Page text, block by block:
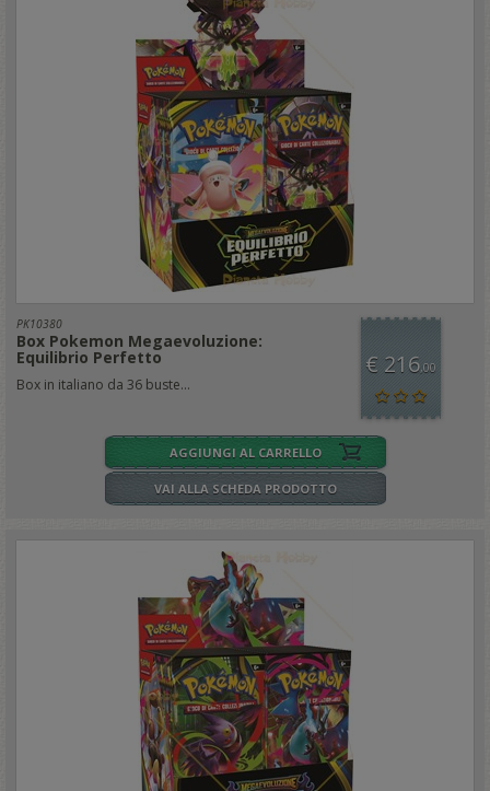
PK10380
Box Pokemon Megaevoluzione:
Equilibrio Perfetto
Box in italiano da 36 buste...
€ 216,00
AGGIUNGI AL CARRELLO
VAI ALLA SCHEDA PRODOTTO